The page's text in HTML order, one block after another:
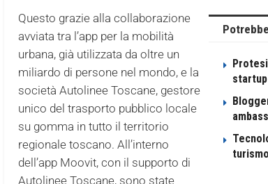
Questo grazie alla collaborazione
avviata tra l’app per la mobilità
urbana, già utilizzata da oltre un
miliardo di persone nel mondo, e la
società Autolinee Toscane, gestore
unico del trasporto pubblico locale
su gomma in tutto il territorio
regionale toscano. All’interno
dell’app Moovit, con il supporto di
Autolinee Toscane, sono state